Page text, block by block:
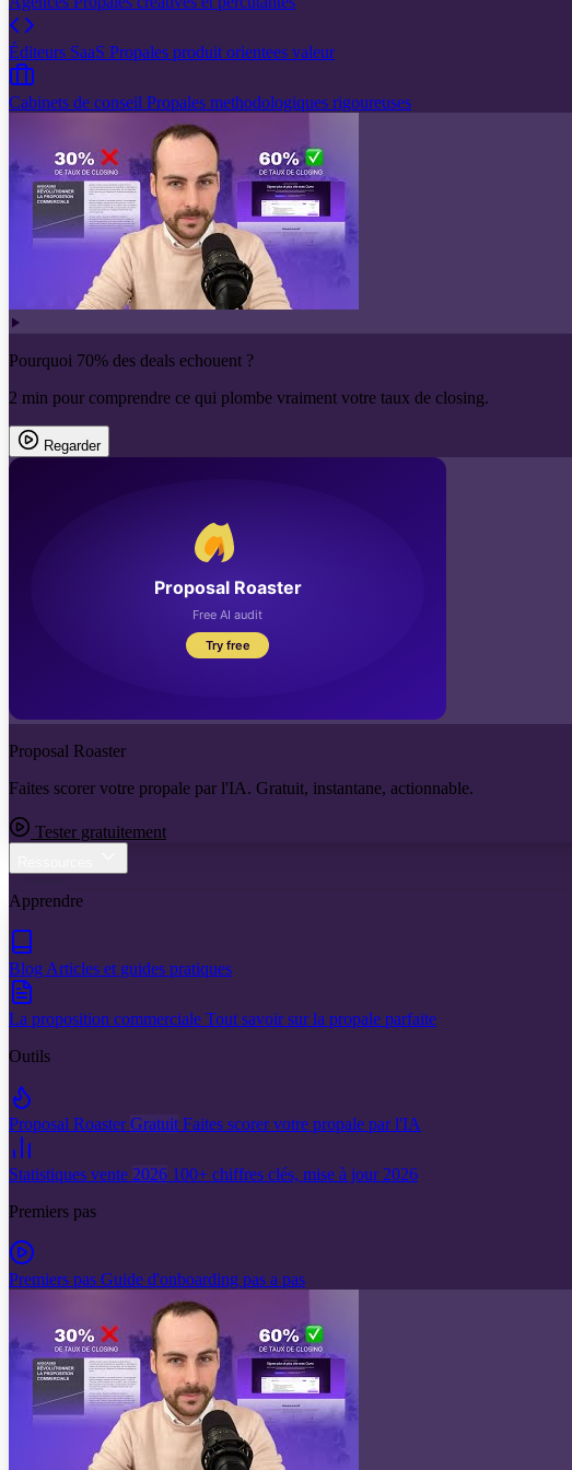
Éditeurs SaaS Propales produit orientees valeur
Cabinets de conseil Propales methodologiques rigoureuses
Pourquoi 70% des deals echouent ?
2 min pour comprendre ce qui plombe vraiment votre taux de closing.
Regarder
Proposal Roaster
Faites scorer votre propale par l'IA. Gratuit, instantane, actionnable.
Tester gratuitement
Apprendre
Blog Articles et guides pratiques
La proposition commerciale Tout savoir sur la propale parfaite
Outils
Proposal RoasterGratuit Faites scorer votre propale par l'IA
Statistiques vente 2026 100+ chiffres clés, mise à jour 2026
Premiers pas
Premiers pas Guide d'onboarding pas a pas